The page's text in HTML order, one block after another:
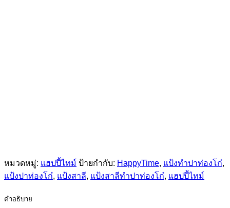
หมวดหมู่: แฮปปี้ไทม์ ป้ายกำกับ: HappyTime, แป้งทำปาท่องโก๋,
แป้งปาท่องโก๋, แป้งสาลี, แป้งสาลีทำปาท่องโก๋, แฮปปี้ไทม์
คำอธิบาย